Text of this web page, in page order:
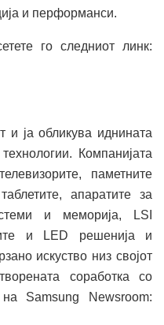
и перформанси.
го следниот линк:
и ја обликува иднината
Компанијата
паметните
апаратите за
и меморија, LSI
и LED решенија и
искуство низ својот
соработка со
Samsung Newsroom: